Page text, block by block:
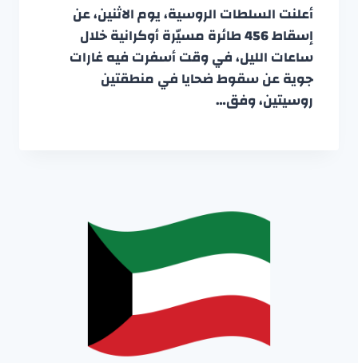
أعلنت السلطات الروسية، يوم الاثنين، عن
إسقاط 456 طائرة مسيّرة أوكرانية خلال
ساعات الليل، في وقت أسفرت فيه غارات
جوية عن سقوط ضحايا في منطقتين
روسيتين، وفق…